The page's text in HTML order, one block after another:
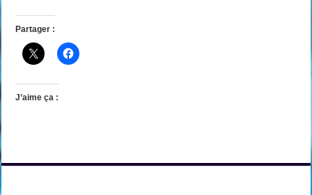
Partager :
J’aime ça :